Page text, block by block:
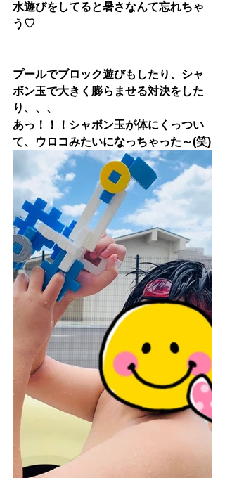
水遊びをしてると暑さなんて忘れちゃ
う♡
プールでブロック遊びもしたり、シャ
ボン玉で大きく膨らませる対決をした
り、、、
あっ！！！シャボン玉が体にくっつい
て、ウロコみたいになっちゃった～(笑)